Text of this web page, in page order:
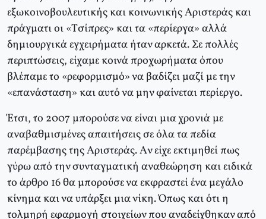
εξωκοινοβουλευτικής και κοινωνικής Αριστεράς και
πράγματι οι «Tσίπρες» και τα «περίεργα» αλλά
δημιουργικά εγχειρήματα ήταν αρκετά. Σε πολλές
περιπτώσεις, είχαμε κοινά προχωρήματα όπου
βλέπαμε το «ρεφορμισμό» να βαδίζει μαζί με την
«επανάσταση» και αυτό να μην φαίνεται περίεργο.
Έτσι, το 2007 μπορούσε να είναι μια χρονιά με
αναβαθμισμένες απαιτήσεις σε όλα τα πεδία
παρέμβασης της Aριστεράς. Aν είχε εκτιμηθεί πως
γύρω από την συνταγματική αναθεώρηση και ειδικά
το άρθρο 16 θα μπορούσε να εκφραστεί ένα μεγάλο
κίνημα και να υπάρξει μια νίκη. Όπως και ότι η
τολμηρή εφαρμογή στοιχείων που αναδείχθηκαν από